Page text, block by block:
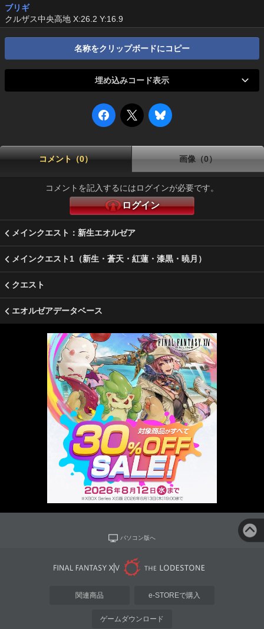
ブリギ
クルザス中央高地 X:26.2 Y:16.9
名称をクリップボードにコピー
埋め込みコード表示
コメント（0） 画像（0）
コメントを記入するにはログインが必要です。
ログイン
メインクエスト：新生エオルゼア
メインクエスト1（新生・蒼天・紅蓮・漆黒・暁月）
クエスト
エオルゼアデータベース
パソコン版へ
関連商品 e-STOREで購入
ゲームダウンロード